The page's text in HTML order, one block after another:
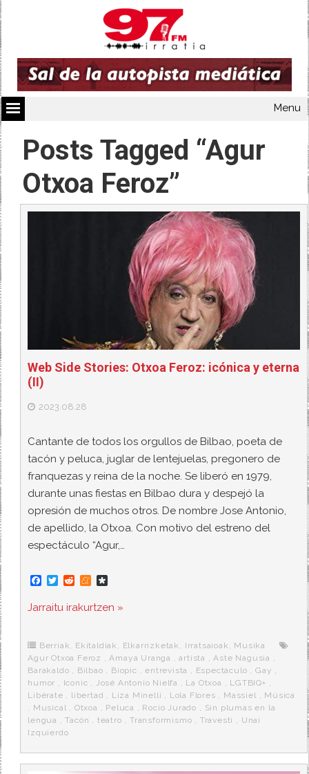
Menu
Posts Tagged “Agur
Otxoa Feroz”
Web Side Stories: Otxoa Feroz: icónica y eterna
(II)
2023.08.28
Cantante de todos los orgullos de Bilbao, poeta de
tacón y peluca, juglar de lentejuelas, pregonero de
franquezas y reina de la noche. Se liberó en 1979,
durante unas fiestas en Bilbao dura y despejó la
opresión de muchos otros. De nombre Jose Antonio,
de apellido, la Otxoa. Con motivo del estreno del
espectáculo “Agur,…
F
c
e
o
k
T
i
t
r
R
d
d
M
n
e
e
a
s
r
a
Jarraitu irakurtzen »
Berriak, Ekitaldiak , Elkarrizketak , Irratsaioak , Musika
Agur Otxoa Feroz ,Amaya Uranga ,artista ,Aste Nagusia ,
Barakaldo , Bilbao , Biopic ,entrevista , Espectáculo , Gay ,
humor , Iconic , José Antonio Nielfa , La Otxoa , LGTBIQ+ ,
Libérate , libertad , Liza Minelli , Lola Flores , Massiel , Música
, Musical , Otxoa , Peluca , Rocio Jurado , Sin plumas en la
lengua ,Tacón , teatro ,Transformismo , Travesti , Unai
Izquierdo